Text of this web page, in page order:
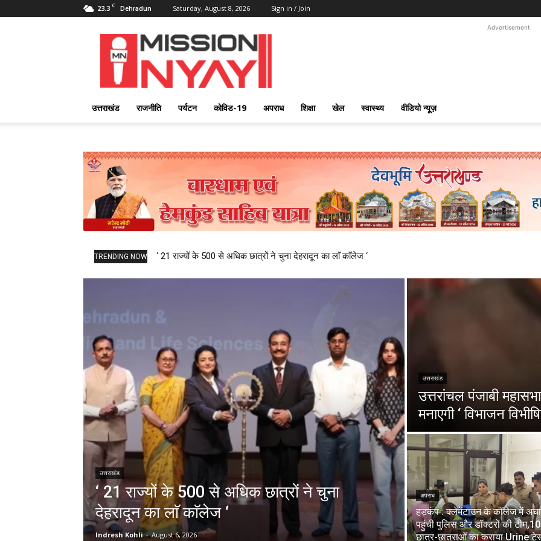
23.3 C Dehradun Saturday, August 8, 2026 Sign in / Join
Mission
Nyay
Advertisement
उत्तराखंड राजनीति पर्यटन कोविड-19 अपराध शिक्षा खेल स्वास्थ्य वीडियो न्यूज़
TRENDING NOW ‘ 21 राज्यों के 500 से अधिक छात्रों ने चुना देहरादून का लाॅ काॅलेज ‘
उत्तराखंड
‘ 21 राज्यों के 500 से अधिक छात्रों ने चुना
देहरादून का लाॅ काॅलेज ‘
Indresh Kohli - August 6, 2026
उत्तराखंड
उत्तरांचल पंजाबी
मनाएगी ‘ विभाजन
अपराध
हड़कंप : क्लेमेंटाउन के कॉलेज में
पहुंची पुलिस और डॉक्टरों की
छात्र-छात्राओं का कराया Urine